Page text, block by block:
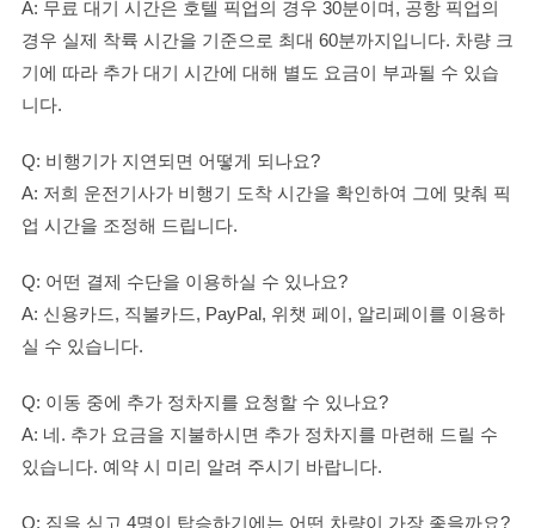
A: 무료 대기 시간은 호텔 픽업의 경우 30분이며, 공항 픽업의
경우 실제 착륙 시간을 기준으로 최대 60분까지입니다. 차량 크
기에 따라 추가 대기 시간에 대해 별도 요금이 부과될 수 있습
니다.
Q: 비행기가 지연되면 어떻게 되나요?
A: 저희 운전기사가 비행기 도착 시간을 확인하여 그에 맞춰 픽
업 시간을 조정해 드립니다.
Q: 어떤 결제 수단을 이용하실 수 있나요?
A: 신용카드, 직불카드, PayPal, 위챗 페이, 알리페이를 이용하
실 수 있습니다.
Q: 이동 중에 추가 정차지를 요청할 수 있나요?
A: 네. 추가 요금을 지불하시면 추가 정차지를 마련해 드릴 수
있습니다. 예약 시 미리 알려 주시기 바랍니다.
Q: 짐을 싣고 4명이 탑승하기에는 어떤 차량이 가장 좋을까요?